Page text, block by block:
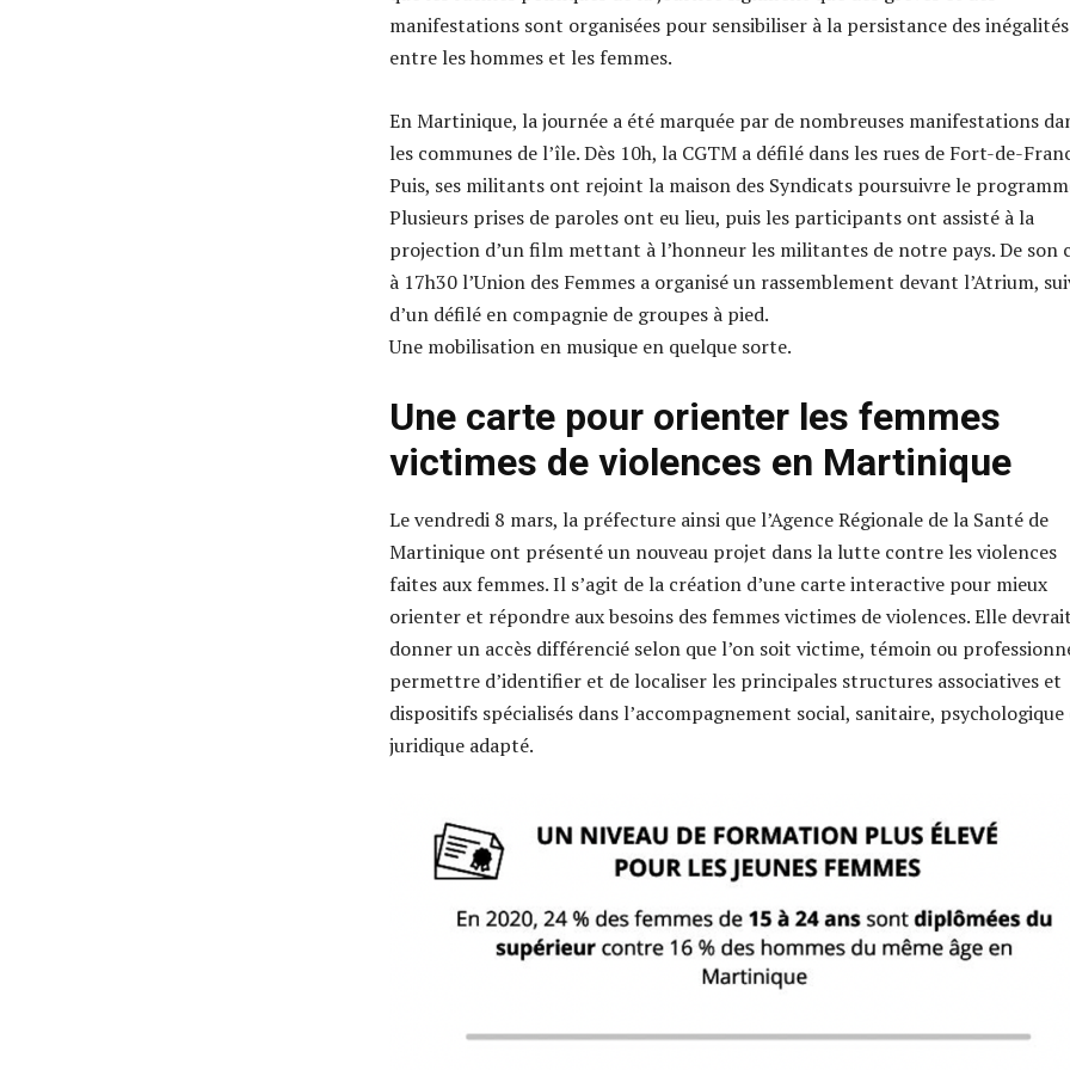
manifestations sont organisées pour sensibiliser à la persistance des inégalités
entre les hommes et les femmes.
En Martinique, la journée a été marquée par de nombreuses manifestations
les communes de l’île. Dès 10h, la CGTM a défilé dans les rues de Fort-de-
Puis, ses militants ont rejoint la maison des Syndicats poursuivre le
Plusieurs prises de paroles ont eu lieu, puis les participants ont assisté à la
projection d’un film mettant à l’honneur les militantes de notre pays. De son
à 17h30 l’Union des Femmes a organisé un rassemblement devant l’Atrium,
d’un défilé en compagnie de groupes à pied.
Une mobilisation en musique en quelque sorte.
Une carte pour orienter les femmes
victimes de violences en Martinique
Le vendredi 8 mars, la préfecture ainsi que l’Agence Régionale de la Santé de
Martinique ont présenté un nouveau projet dans la lutte contre les violences
faites aux femmes. Il s’agit de la création d’une carte interactive pour mieux
orienter et répondre aux besoins des femmes victimes de violences. Elle devrait
donner un accès différencié selon que l’on soit victime, témoin ou
permettre d’identifier et de localiser les principales structures associatives et
dispositifs spécialisés dans l’accompagnement social, sanitaire, psychologique
juridique adapté.